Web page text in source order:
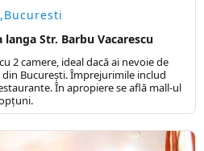
Str. Barbu Vacarescu
2 camere, ideal dacă ai nevoie de
București. Împrejurimile includ
În apropiere se află mall-ul